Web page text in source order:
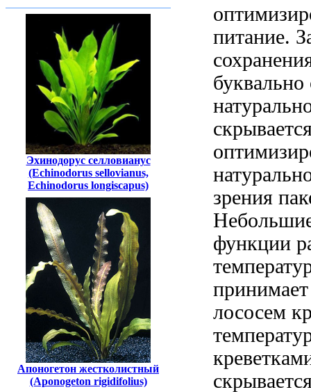
Эхинодорус селловианус
(Echinodorus sellovianus,
Echinodorus longiscapus)
Апоногетон жестколистный
(Aponogeton rigidifolius)
питание.
буквально
зрения
функции
принимает
лососем